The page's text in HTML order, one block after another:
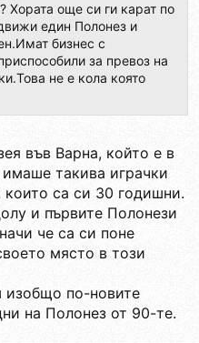
Хората още си ги карат по
един Полонез и
бизнес с
за превоз на
не е кола която
във Варна, който е в
такива играчки
са си 30 годишни.
и първите Полонези
че са си поне
място в този
по-новите
на Полонез от 90-те.